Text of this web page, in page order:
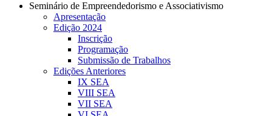
Seminário de Empreendedorismo e Associativismo
Apresentação
Edição 2024
Inscrição
Programação
Submissão de Trabalhos
Edições Anteriores
IX SEA
VIII SEA
VII SEA